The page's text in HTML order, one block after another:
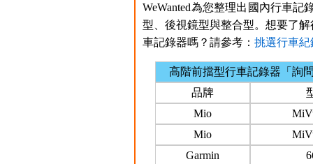
WeWanted為您整理出國內行車
型、後視鏡型與整合型。想要了
車記錄器嗎？請參考：挑選行車
高階前擋型行車記錄器「詢
品牌
Mio
Mio
Garmin